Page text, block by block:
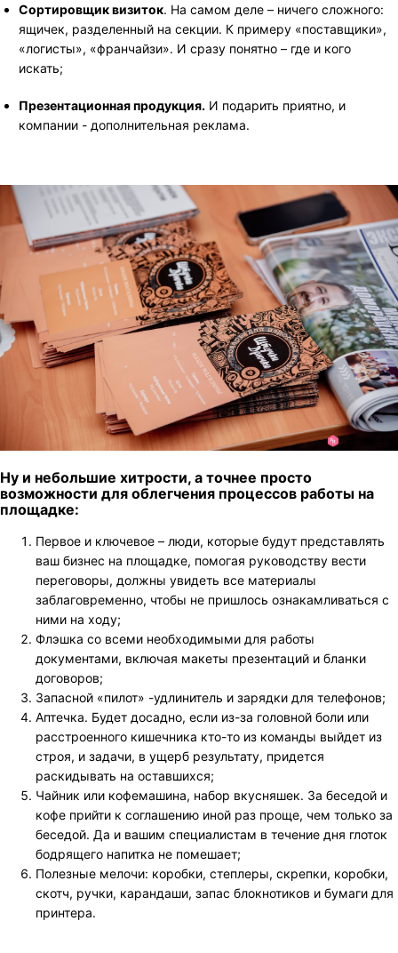
Сортировщик визиток. На самом деле – ничего сложного:
ящичек, разделенный на секции. К примеру «поставщики»,
«логисты», «франчайзи». И сразу понятно – где и кого
искать;
Презентационная продукция.И подарить приятно, и
компании - дополнительная реклама.
Ну и небольшие хитрости, а точнее просто
возможности для облегчения процессов работы на
площадке:
Первое и ключевое – люди, которые будут представлять
ваш бизнес на площадке, помогая руководству вести
переговоры, должны увидеть все материалы
заблаговременно, чтобы не пришлось ознакамливаться с
ними на ходу;
Флэшка со всеми необходимыми для работы
документами, включая макеты презентаций и бланки
договоров;
Запасной «пилот» -удлинитель и зарядки для телефонов;
Аптечка. Будет досадно, если из-за головной боли или
расстроенного кишечника кто-то из команды выйдет из
строя, и задачи, в ущерб результату, придется
раскидывать на оставшихся;
Чайник или кофемашина, набор вкусняшек. За беседой и
кофе прийти к соглашению иной раз проще, чем только за
беседой. Да и вашим специалистам в течение дня глоток
бодрящего напитка не помешает;
Полезные мелочи: коробки, степлеры, скрепки, коробки,
скотч, ручки, карандаши, запас блокнотиков и бумаги для
принтера.